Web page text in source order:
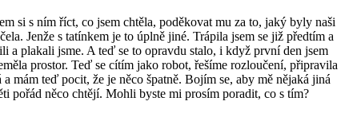
si s ním říct, co jsem chtěla, poděkovat mu za to, jaký byly naši
Jenže s tatínkem je to úplně jiné. Trápila jsem se již předtím a
a plakali jsme. A teď se to opravdu stalo, i když první den jsem
prostor. Teď se cítím jako robot, řešíme rozloučení, připravila
mám teď pocit, že je něco špatně. Bojím se, aby mě nějaká jiná
pořád něco chtějí. Mohli byste mi prosím poradit, co s tím?